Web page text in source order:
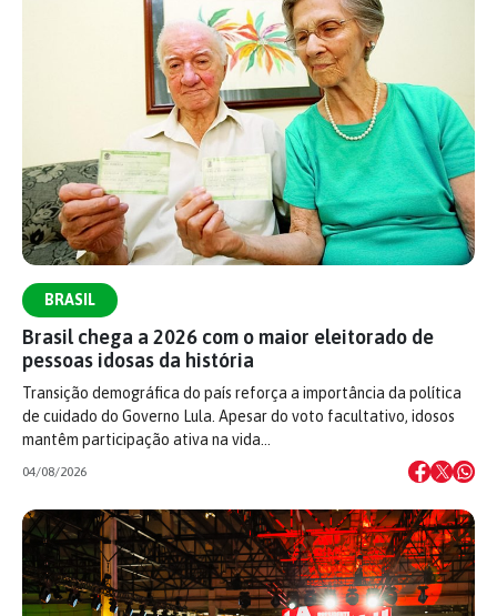
BRASIL
Brasil chega a 2026 com o maior eleitorado de
pessoas idosas da história
Transição demográfica do país reforça a importância da política
de cuidado do Governo Lula. Apesar do voto facultativo, idosos
mantêm participação ativa na vida…
04/08/2026